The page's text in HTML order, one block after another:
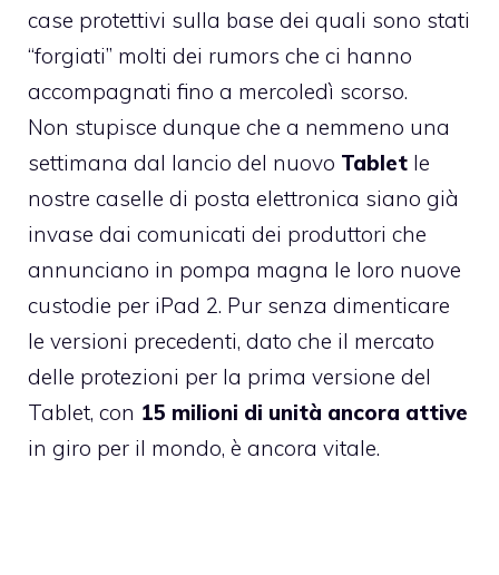
case protettivi sulla base dei quali sono stati
“forgiati” molti dei rumors che ci hanno
accompagnati fino a mercoledì scorso.
Non stupisce dunque che a nemmeno una
settimana dal lancio del nuovo Tablet le
nostre caselle di posta elettronica siano già
invase dai comunicati dei produttori che
annunciano in pompa magna le loro nuove
custodie per iPad 2. Pur senza dimenticare
le versioni precedenti, dato che il mercato
delle protezioni per la prima versione del
Tablet, con 15 milioni di unità ancora attive
in giro per il mondo, è ancora vitale.